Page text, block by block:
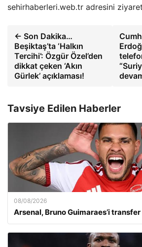
sehirhaberleri.web.tr adresini
← Son Dakika…
Beşiktaş’ta ‘Halkın
Tercihi’: Özgür Özel’den
dikkat çeken ‘Akın
Gürlek’ açıklaması!
Tavsiye Edilen Haberler
08/08/2026
Arsenal, Bruno Guimaraes’i